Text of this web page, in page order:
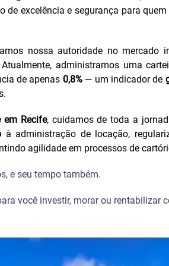
de excelência e segurança para
nossa autoridade no mercado
administramos uma
de apenas 0,8%— um indicador de
em Recife, cuidamos de toda a
à administração de locação,
agilidade em processos de
e seu tempo também.
você investir, morar ou rentabilizar